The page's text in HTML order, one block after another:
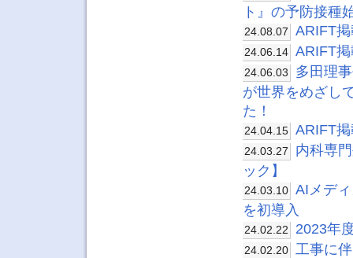
ト』の予防接種
24.08.07 ARIFT
24.06.14 ARIFT
24.06.03
多田理
が世界をめざし
た！
24.04.15 ARIFT
24.03.27
内科専
ック】
24.03.10 AIメデ
を初導入
24.02.22 2023年
24.02.20 工事に